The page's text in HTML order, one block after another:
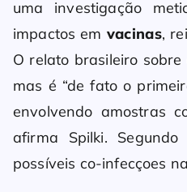
uma investigação
impactos em vacinas,
O relato brasileiro
mas é “de fato o
envolvendo amostras
afirma Spilki.
possíveis co-infecçoes